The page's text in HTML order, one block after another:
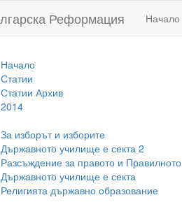
Начало
Начало
Статии
Статии Архив
2014
За изборът и изборите
Държавното училище е секта 2
Разсъждение за правото и Правилното
Държавното училище е секта
Религията държавно образование